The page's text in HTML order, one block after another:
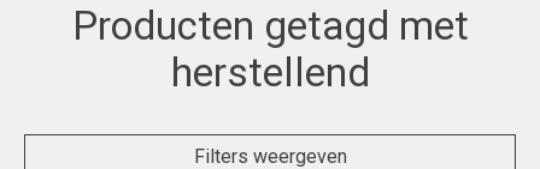
Producten getagd met
herstellend
Filters weergeven